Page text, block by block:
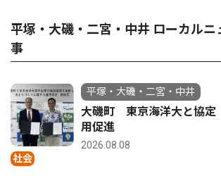
平塚・大磯・二宮・中井 ローカルニ
事
社会
平塚・大磯・二宮・中井
大磯町 東京海洋大と協
用促進
2026.08.08